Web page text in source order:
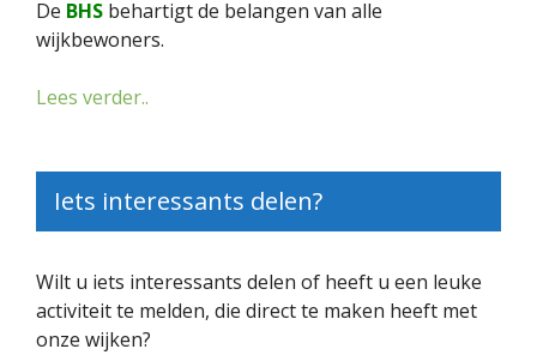
De BHS behartigt de belangen van alle
wijkbewoners.
Lees verder..
Iets interessants delen?
Wilt u iets interessants delen of heeft u een leuke
activiteit te melden, die direct te maken heeft met
onze wijken?